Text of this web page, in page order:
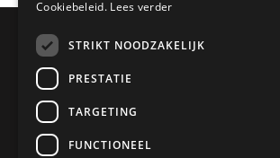
OPENINGSTIJDEN
Maandag
09:00 -
Dinsdag
Cookiebeleid. Lees verder
STRIKT NOODZAKELIJK
PRESTATIE
TARGETING
FUNCTIONEEL